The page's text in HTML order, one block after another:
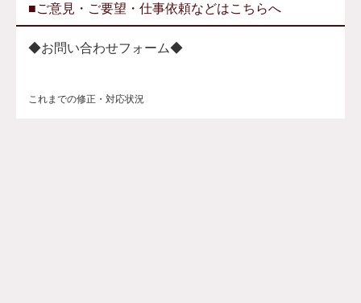
■ご意見・ご要望・仕事依頼などはこちらへ
◆お問い合わせフォーム◆
これまでの修正・対応状況